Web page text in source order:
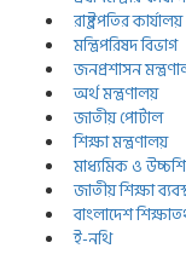
রাষ্ট্রপতির কার্যালয়
মন্ত্রিপরিষদ বিভাগ
জনপ্রশাসন
অর্থ মন্ত্রণালয়
জাতীয় পোর্টাল
শিক্ষা মন্ত্রণালয়
মাধ্যমিক ও
জাতীয় শিক্ষা
বাংলাদেশ
ই-নথি